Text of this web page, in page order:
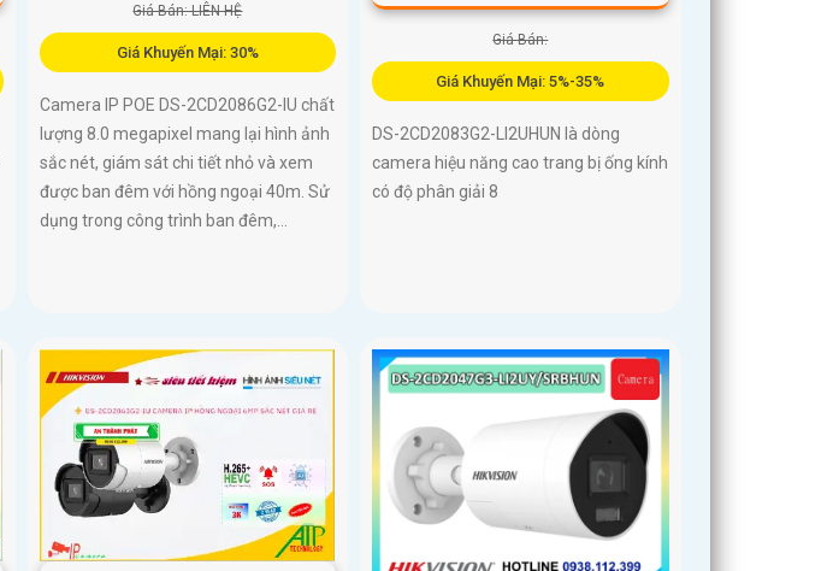
Giá Bán: LIÊN HỆ
Giá Khuyến Mại: 30%
Camera IP POE DS-2CD2086G2-IU chất
lượng 8.0 megapixel mang lại hình ảnh
sắc nét, giám sát chi tiết nhỏ và xem
được ban đêm với hồng ngoại 40m. Sử
dụng trong công trình ban đêm,...
Giá Bán:
Giá Khuyến Mại: 5%-35%
DS-2CD2083G2-LI2UHUN là dòng
camera hiệu năng cao trang bị ống kính
có độ phân giải 8